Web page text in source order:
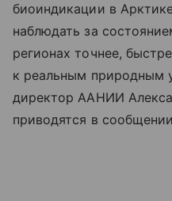
биоиндикации в
наблюдать за
регионах точнее,
к реальным природным
директор ААНИИ
приводятся в